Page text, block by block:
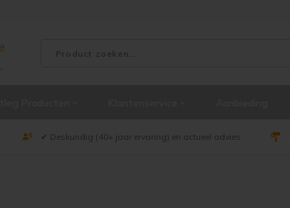
✔ Deskundig (40+ jaar ervaring) en actueel advies